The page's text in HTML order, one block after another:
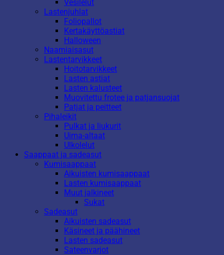
Vesilelut
Lastenjuhlat
Foliopallot
Kertakäyttöastiat
Halloween
Naamiaisasut
Lastentarvikkeet
Hoitotarvikkeet
Lasten astiat
Lasten kalusteet
Muovitettu frotee ja patjansuojat
Patjat ja peitteet
Pihaleikit
Pulkat ja liukurit
Uima-altaat
Ulkolelut
Saappaat ja sadeasut
Kumisaappaat
Aikuisten kumisaappaat
Lasten kumisaappaat
Muut jalkineet
Sukat
Sadeasut
Aikuisten sadeasut
Käsineet ja päähineet
Lasten sadeasut
Sateenvarjot